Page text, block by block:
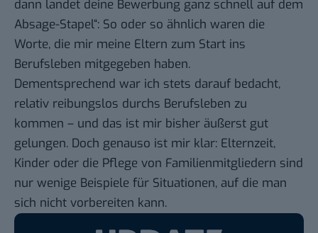
dann landet deine Bewerbung ganz schnell auf dem
Absage-Stapel“: So oder so ähnlich waren die
Worte, die mir meine Eltern zum Start ins
Berufsleben mitgegeben haben.
Dementsprechend war ich stets darauf bedacht,
relativ reibungslos durchs Berufsleben zu
kommen – und das ist mir bisher äußerst gut
gelungen. Doch genauso ist mir klar: Elternzeit,
Kinder oder die Pflege von Familienmitgliedern sind
nur wenige Beispiele für Situationen, auf die man
sich nicht vorbereiten kann.